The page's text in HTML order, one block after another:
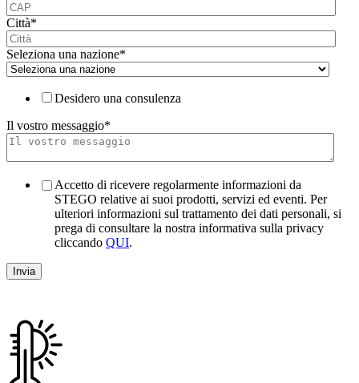
Città*
Seleziona una nazione*
Desidero una consulenza
Il vostro messaggio*
Accetto di ricevere regolarmente informazioni da
STEGO relative ai suoi prodotti, servizi ed eventi. Per
ulteriori informazioni sul trattamento dei dati personali, si
prega di consultare la nostra informativa sulla privacy
cliccando QUI.